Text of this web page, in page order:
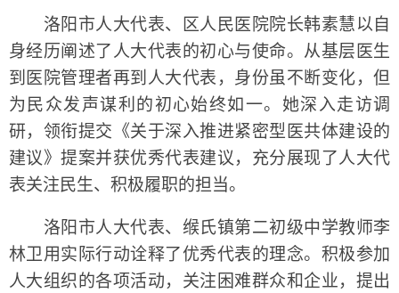
洛阳市人大代表、区人民医院院长韩素慧以自
身经历阐述了人大代表的初心与使命。从基层医生
到医院管理者再到人大代表，身份虽不断变化，但
为民众发声谋利的初心始终如一。她深入走访调
研，领衔提交《关于深入推进紧密型医共体建设的
建议》提案并获优秀代表建议，充分展现了人大代
表关注民生、积极履职的担当。
洛阳市人大代表、缑氏镇第二初级中学教师李
林卫用实际行动诠释了优秀代表的理念。积极参加
人大组织的各项活动，关注困难群众和企业，提出